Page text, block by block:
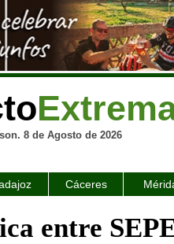
8 de Agosto de 2026
Cáceres
entre